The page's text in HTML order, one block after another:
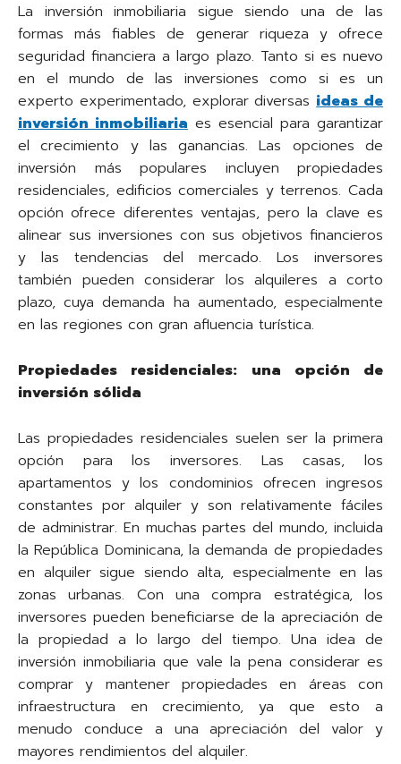
La inversión inmobiliaria sigue siendo una de las
formas más fiables de generar riqueza y ofrece
seguridad financiera a largo plazo. Tanto si es nuevo
en el mundo de las inversiones como si es un
experto experimentado, explorar diversasideas de
inversión inmobiliaria es esencial para garantizar
el crecimiento y las ganancias. Las opciones de
inversión más populares incluyen propiedades
residenciales, edificios comerciales y terrenos. Cada
opción ofrece diferentes ventajas, pero la clave es
alinear sus inversiones con sus objetivos financieros
y las tendencias del mercado. Los inversores
también pueden considerar los alquileres a corto
plazo, cuya demanda ha aumentado, especialmente
en las regiones con gran afluencia turística.
Propiedades residenciales: una opción de
inversión sólida
Las propiedades residenciales suelen ser la primera
opción para los inversores. Las casas, los
apartamentos y los condominios ofrecen ingresos
constantes por alquiler y son relativamente fáciles
de administrar. En muchas partes del mundo, incluida
la República Dominicana, la demanda de propiedades
en alquiler sigue siendo alta, especialmente en las
zonas urbanas. Con una compra estratégica, los
inversores pueden beneficiarse de la apreciación de
la propiedad a lo largo del tiempo. Una idea de
inversión inmobiliaria que vale la pena considerar es
comprar y mantener propiedades en áreas con
infraestructura en crecimiento, ya que esto a
menudo conduce a una apreciación del valor y
mayores rendimientos del alquiler.